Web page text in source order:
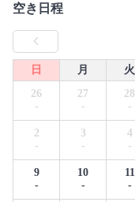
空き日程
日 月 火
26
-
27
-
28
-
2
-
3
-
4
-
9
-
10
-
11
-